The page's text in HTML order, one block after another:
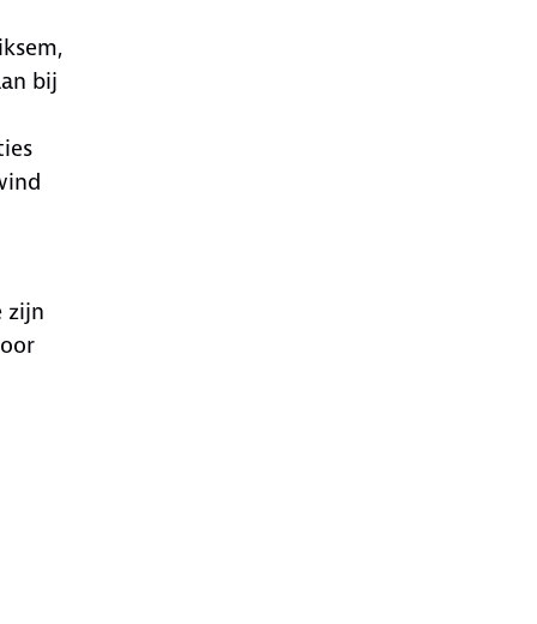
bij
zijn